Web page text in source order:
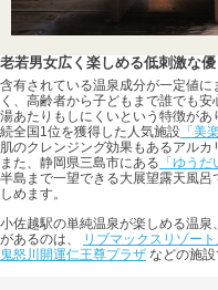
老若男女広く楽しめる低刺激な
含有されている温泉成分が一定値
く、高齢者から子どもまで誰でも
湯あたりもしにくいという特徴が
続全国1位を獲得した人気施設 「美
肌のクレンジング効果もあるアルカ
また、静岡県三島市にある 「ゆうだ
半島まで一望できる大展望露天風
しめます。
小佐越駅の単純温泉が楽しめる温
があるのは、
リブマックスリゾート
鬼怒川開運仁王尊プラザ などの施設